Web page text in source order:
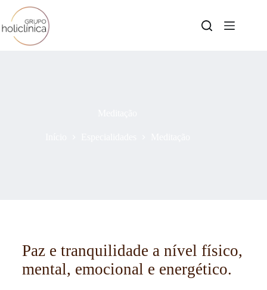
Paz e tranquilidade a nível físico,
mental, emocional e energético.